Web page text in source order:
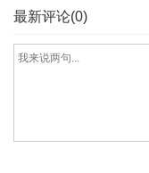
最新评论(0)